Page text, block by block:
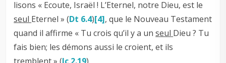
lisons « Ecoute, Israël ! L’Eternel, notre Dieu, est le
seul Eternel » (Dt 6.4)[4], que le Nouveau Testament
quand il affirme « Tu crois qu’il y a unseul Dieu ? Tu
fais bien; les démons aussi le croient, et ils